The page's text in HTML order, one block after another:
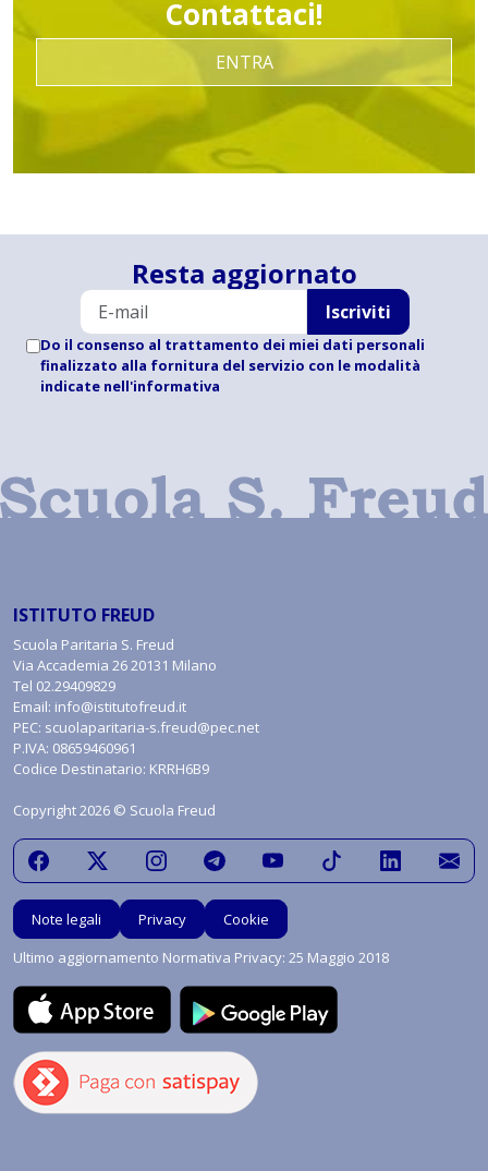
Contattaci!
ENTRA
Resta aggiornato
Iscriviti
Do il consenso al trattamento dei miei dati personali
finalizzato alla fornitura del servizio con le modalità
indicate nell'informativa
ISTITUTO FREUD
Scuola Paritaria S. Freud
Via Accademia 26 20131 Milano
Tel 02.29409829
Email: info@istitutofreud.it
PEC: scuolaparitaria-s.freud@pec.net
P.IVA: 08659460961
Codice Destinatario: KRRH6B9
Copyright 2026 © Scuola Freud
Note legali Privacy
Cookie
Ultimo aggiornamento Normativa Privacy: 25 Maggio 2018